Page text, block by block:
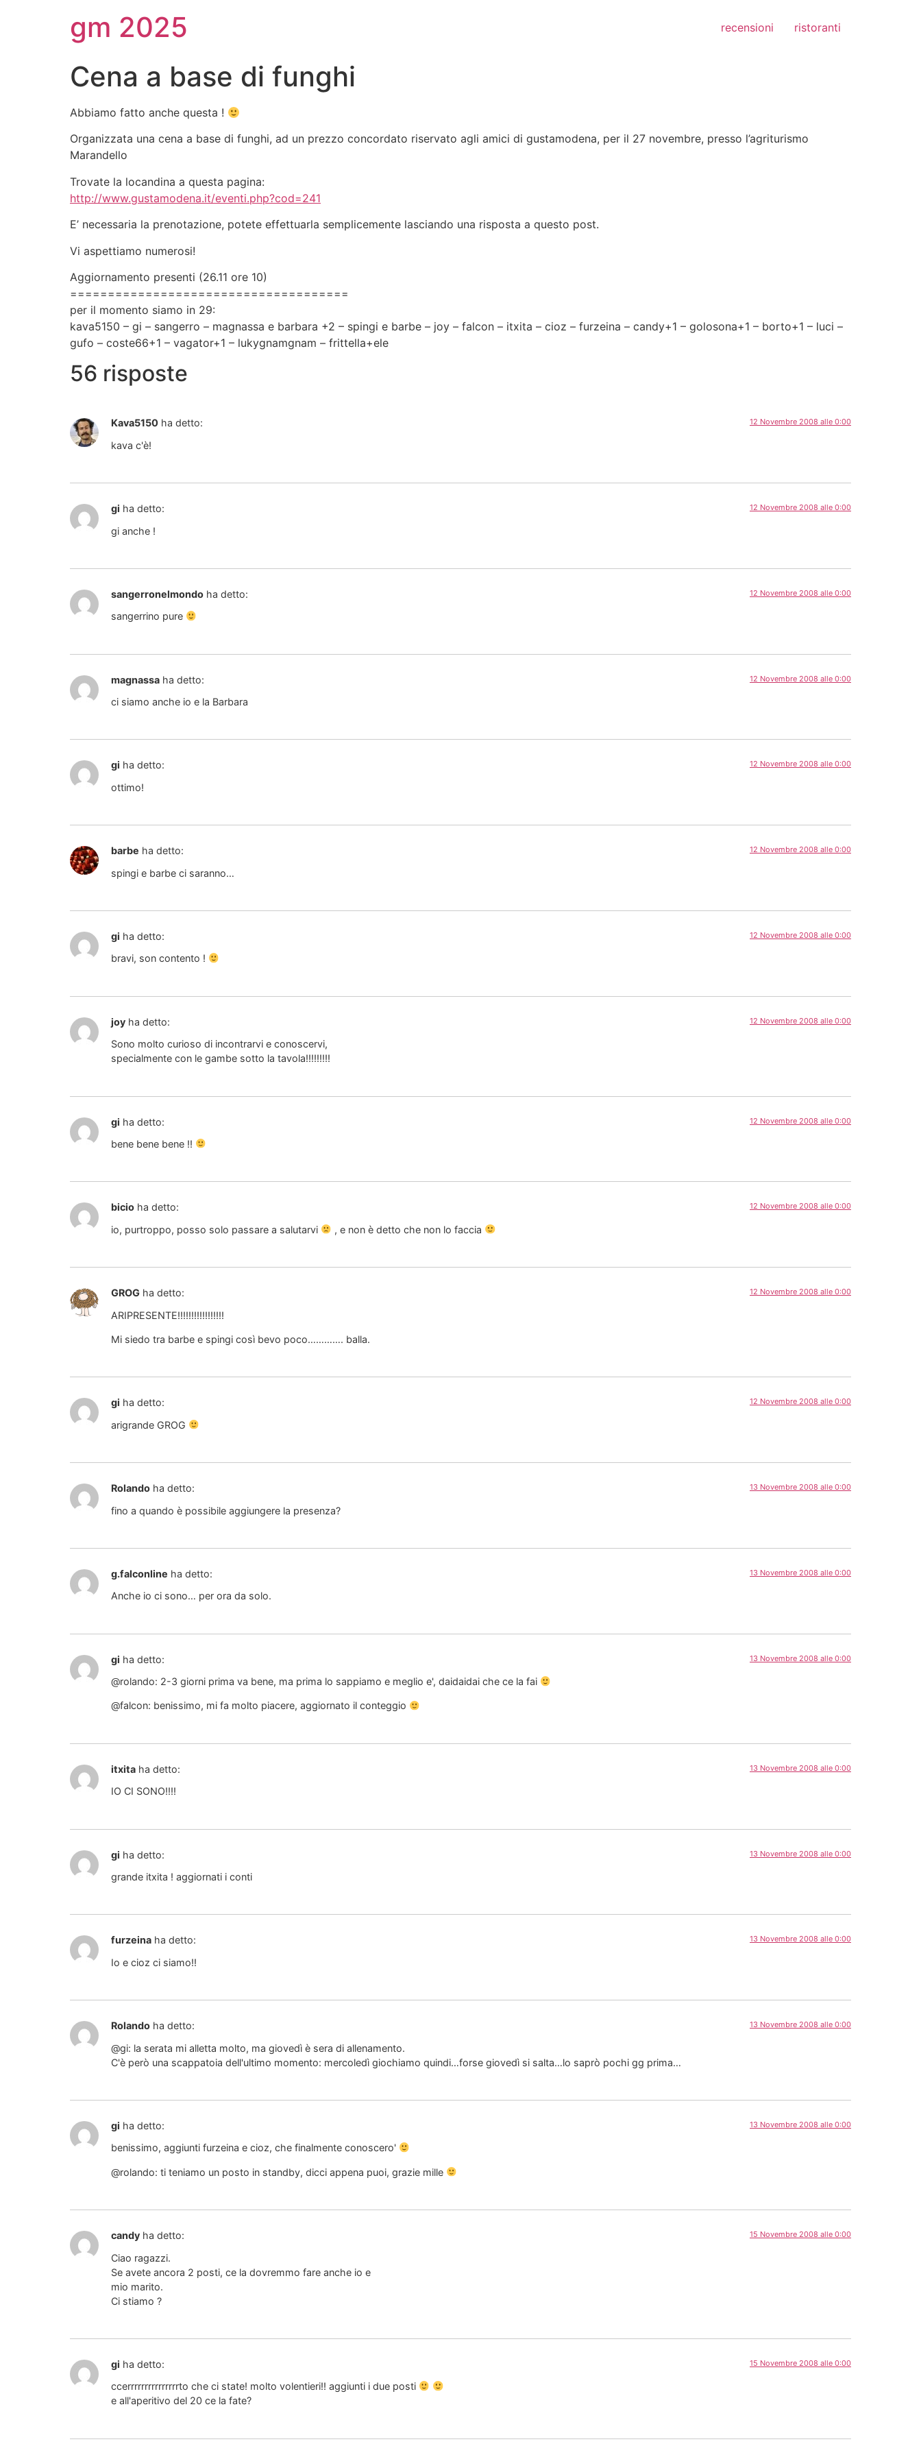
gm 2025 recensioni ristoranti
Cena a base di funghi
Abbiamo fatto anche questa !
Organizzata una cena a base di funghi, ad un prezzo concordato riservato agli amici di gustamodena, per il 27 novembre, presso l’agriturismo
Marandello
Trovate la locandina a questa pagina:
http://www.gustamodena.it/eventi.php?cod=241
E’ necessaria la prenotazione, potete effettuarla semplicemente lasciando una risposta a questo post.
Vi aspettiamo numerosi!
Aggiornamento presenti (26.11 ore 10)
=====================================
per il momento siamo in 29:
kava5150 – gi – sangerro – magnassa e barbara +2 – spingi e barbe – joy – falcon – itxita – cioz – furzeina – candy+1 – golosona+1 – borto+1 – luci –
gufo – coste66+1 – vagator+1 – lukygnamgnam – frittella+ele
56 risposte
Kava5150 ha detto: 12 Novembre 2008 alle 0:00
kava c'è!
gi ha detto: 12 Novembre 2008 alle 0:00
gi anche !
sangerronelmondo ha detto: 12 Novembre 2008 alle 0:00
sangerrino pure
magnassa ha detto: 12 Novembre 2008 alle 0:00
ci siamo anche io e la Barbara
gi ha detto: 12 Novembre 2008 alle 0:00
ottimo!
barbe ha detto: 12 Novembre 2008 alle 0:00
spingi e barbe ci saranno…
gi ha detto: 12 Novembre 2008 alle 0:00
bravi, son contento !
joy ha detto: 12 Novembre 2008 alle 0:00
Sono molto curioso di incontrarvi e conoscervi,
specialmente con le gambe sotto la tavola!!!!!!!!!
gi ha detto: 12 Novembre 2008 alle 0:00
bene bene bene !!
bicio ha detto: 12 Novembre 2008 alle 0:00
io, purtroppo, posso solo passare a salutarvi , e non è detto che non lo faccia
GROG ha detto: 12 Novembre 2008 alle 0:00
ARIPRESENTE!!!!!!!!!!!!!!!!!
Mi siedo tra barbe e spingi così bevo poco…………. balla.
gi ha detto: 12 Novembre 2008 alle 0:00
arigrande GROG
Rolando ha detto: 13 Novembre 2008 alle 0:00
fino a quando è possibile aggiungere la presenza?
g.falconline ha detto: 13 Novembre 2008 alle 0:00
Anche io ci sono… per ora da solo.
gi ha detto: 13 Novembre 2008 alle 0:00
@rolando: 2-3 giorni prima va bene, ma prima lo sappiamo e meglio e', daidaidai che ce la fai
@falcon: benissimo, mi fa molto piacere, aggiornato il conteggio
itxita ha detto: 13 Novembre 2008 alle 0:00
IO CI SONO!!!!
gi ha detto: 13 Novembre 2008 alle 0:00
grande itxita ! aggiornati i conti
furzeina ha detto: 13 Novembre 2008 alle 0:00
Io e cioz ci siamo!!
Rolando ha detto: 13 Novembre 2008 alle 0:00
@gi: la serata mi alletta molto, ma giovedì è sera di allenamento.
C'è però una scappatoia dell'ultimo momento: mercoledì giochiamo quindi…forse giovedì si salta…lo saprò pochi gg prima…
gi ha detto: 13 Novembre 2008 alle 0:00
benissimo, aggiunti furzeina e cioz, che finalmente conoscero'
@rolando: ti teniamo un posto in standby, dicci appena puoi, grazie mille
candy ha detto: 15 Novembre 2008 alle 0:00
Ciao ragazzi.
Se avete ancora 2 posti, ce la dovremmo fare anche io e
mio marito.
Ci stiamo ?
gi ha detto: 15 Novembre 2008 alle 0:00
ccerrrrrrrrrrrrrrrto che ci state! molto volentieri!! aggiunti i due posti
e all'aperitivo del 20 ce la fate?